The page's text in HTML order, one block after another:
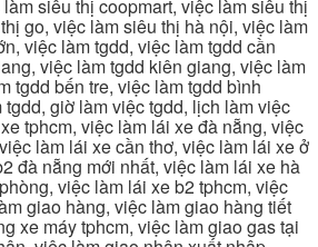
siêu thị coopmart, việc làm siêu thị
go, việc làm siêu thị hà nội, việc làm
việc làm tgdd, việc làm tgdd cần
việc làm tgdd kiên giang, việc làm
tgdd bến tre, việc làm tgdd bình
giờ làm việc tgdd, lịch làm việc
tphcm, việc làm lái xe đà nẵng, việc
làm lái xe cần thơ, việc làm lái xe ở
đà nẵng mới nhất, việc làm lái xe hà
việc làm lái xe b2 tphcm, việc
giao hàng, việc làm giao hàng tiết
xe máy tphcm, việc làm giao gas tại